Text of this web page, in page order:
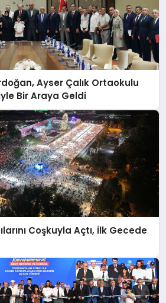
Ayser Çalık Ortaokulu
Bir Araya Geldi
Coşkuyla Açtı, İlk Gecede